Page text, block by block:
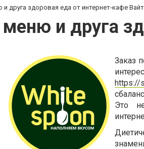
и друга здоровая еда от интернет-кафе
меню и друга
Заказ
https://
Это